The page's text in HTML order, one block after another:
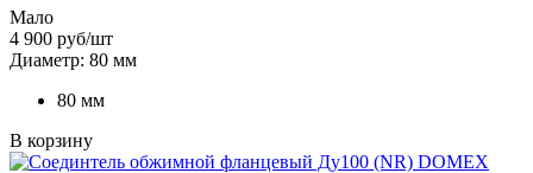
Мало
4 900 руб/шт
Диаметр: 80 мм
80 мм
В корзину